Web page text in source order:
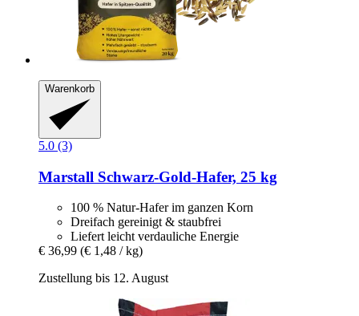
Warenkorb
5.0 (3)
Marstall Schwarz-​Gold-​Hafer, 25 kg
100 % Natur-Hafer im ganzen Korn
Dreifach gereinigt & staubfrei
Liefert leicht verdauliche Energie
€ 36,99 (€ 1,48 / kg)
Zustellung bis 12. August